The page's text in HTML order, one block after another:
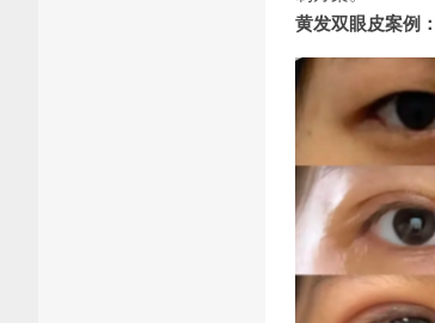
黄发双眼皮案例：